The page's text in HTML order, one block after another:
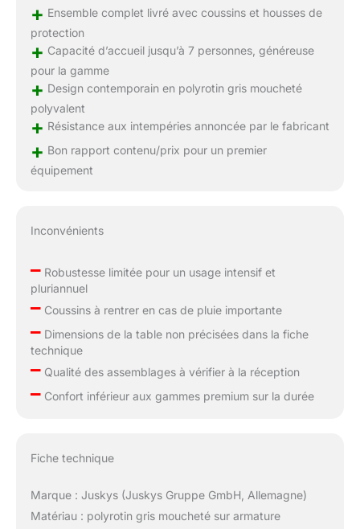
+ Ensemble complet livré avec coussins et housses de
protection
+ Capacité d’accueil jusqu’à 7 personnes, généreuse
pour la gamme
+ Design contemporain en polyrotin gris moucheté
polyvalent
+ Résistance aux intempéries annoncée par le fabricant
+ Bon rapport contenu/prix pour un premier
équipement
Inconvénients
–Robustesse limitée pour un usage intensif et
pluriannuel
–Coussins à rentrer en cas de pluie importante
–Dimensions de la table non précisées dans la fiche
technique
–Qualité des assemblages à vérifier à la réception
–Confort inférieur aux gammes premium sur la durée
Fiche technique
Marque : Juskys (Juskys Gruppe GmbH, Allemagne)
Matériau : polyrotin gris moucheté sur armature